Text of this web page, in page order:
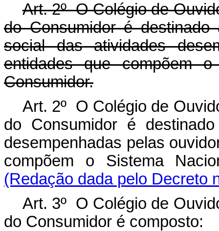
Art. 2º O Colégio de
do Consumidor é
social das atividades
entidades que compõem
Consumidor.
Art. 2º O Colégio de
do Consumidor é
desempenhadas pelas
compõem o Sistema
(Redação dada pelo Decreto
Art. 3º O Colégio de
do Consumidor é composto: